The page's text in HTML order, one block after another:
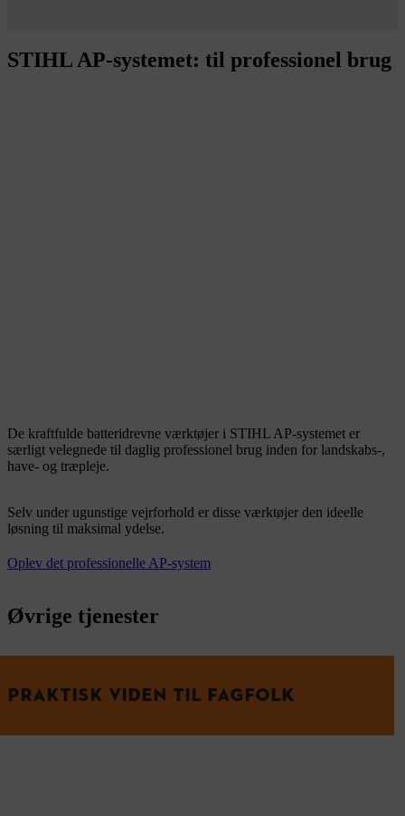
STIHL AP-systemet: til professionel brug
De kraftfulde batteridrevne værktøjer i STIHL AP-systemet er
særligt velegnede til daglig professionel brug inden for landskabs-,
have- og træpleje.
Selv under ugunstige vejrforhold er disse værktøjer den ideelle
løsning til maksimal ydelse.
Oplev det professionelle AP-system
Øvrige tjenester
PRAKTISK VIDEN TIL FAGFOLK